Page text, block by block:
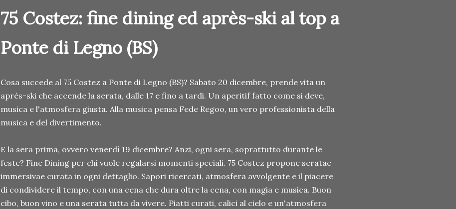
75 Costez: fine dining ed après-ski al top a
Ponte di Legno (BS)
Cosa succede al 75 Costez a Ponte di Legno (BS)? Sabato 20 dicembre, prende vita un
après-ski che accende la serata, dalle 17 e fino a tardi. Un aperitif fatto come si deve,
musica e l'atmosfera giusta. Alla musica pensa Fede Regoo, un vero professionista della
musica e del divertimento.
E la sera prima, ovvero venerdì 19 dicembre? Anzi, ogni sera, soprattutto durante le
feste? Fine Dining per chi vuole regalarsi momenti speciali. 75 Costez propone seratae
immersivae curata in ogni dettaglio. Sapori ricercati, atmosfera avvolgente e il piacere
di condividere il tempo, con una cena che dura oltre la cena, con magia e musica. Buon
cibo, buon vino e una serata tutta da vivere. Piatti curati, calici al cielo e un'atmosfera